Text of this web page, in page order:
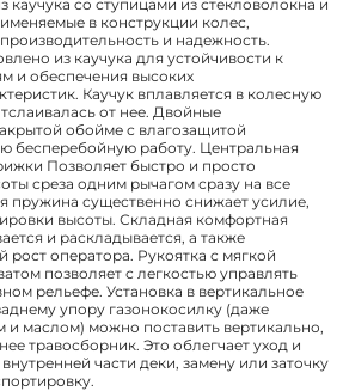
каучука со ступицами из стекловолокна и
в конструкции колес,
и надежность.
из каучука для устойчивости к
и обеспечения высоких
Каучук вплавляется в колесную
от нее. Двойные
обойме с влагозащитой
бесперебойную работу. Центральная
Позволяет быстро и просто
среза одним рычагом сразу на все
пружина существенно снижает усилие,
высоты. Складная комфортная
и раскладывается, а также
рост оператора. Рукоятка с мягкой
позволяет с легкостью управлять
рельефе. Установка в вертикальное
упору газонокосилку (даже
и маслом) можно поставить вертикально,
травосборник. Это облегчает уход и
части деки, замену или заточку